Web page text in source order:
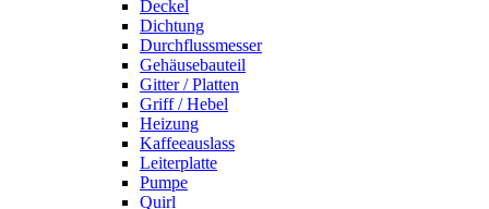
Deckel
Dichtung
Durchflussmesser
Gehäusebauteil
Gitter / Platten
Griff / Hebel
Heizung
Kaffeeauslass
Leiterplatte
Pumpe
Quirl